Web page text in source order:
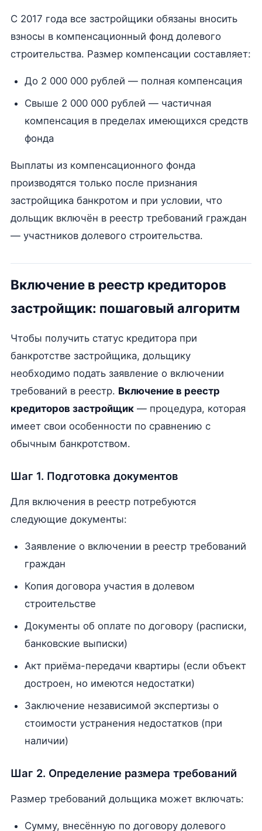
С 2017 года все застройщики обязаны вносить
взносы в компенсационный фонд долевого
строительства. Размер компенсации составляет:
До 2 000 000 рублей — полная компенсация
Свыше 2 000 000 рублей — частичная
компенсация в пределах имеющихся средств
фонда
Выплаты из компенсационного фонда
производятся только после признания
застройщика банкротом и при условии, что
дольщик включён в реестр требований граждан
— участников долевого строительства.
Включение в реестр кредиторов
застройщик: пошаговый алгоритм
Чтобы получить статус кредитора при
банкротстве застройщика, дольщику
необходимо подать заявление о включении
требований в реестр. Включение в реестр
кредиторов застройщик— процедура, которая
имеет свои особенности по сравнению с
обычным банкротством.
Шаг 1. Подготовка документов
Для включения в реестр потребуются
следующие документы:
Заявление о включении в реестр требований
граждан
Копия договора участия в долевом
строительстве
Документы об оплате по договору (расписки,
банковские выписки)
Акт приёма-передачи квартиры (если объект
достроен, но имеются недостатки)
Заключение независимой экспертизы о
стоимости устранения недостатков (при
наличии)
Шаг 2. Определение размера требований
Размер требований дольщика может включать:
Сумму, внесённую по договору долевого